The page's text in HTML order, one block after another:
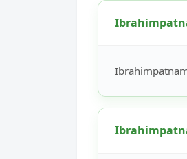
Ibrahimpatnam